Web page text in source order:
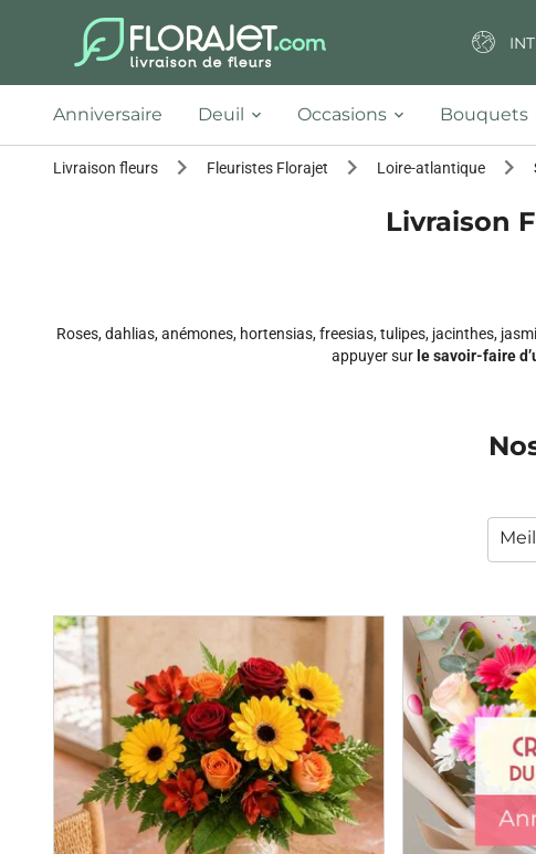
Anniversaire Deuil Occasions Bouquets
Livraison fleurs Fleuristes Florajet Loire-atlantique
Livraison
Roses, dahlias, anémones, hortensias, freesias, tulipes, jacinthes,
appuyer sur le savoir-faire